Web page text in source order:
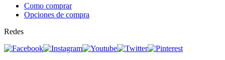
Como comprar
Opciones de compra
Redes